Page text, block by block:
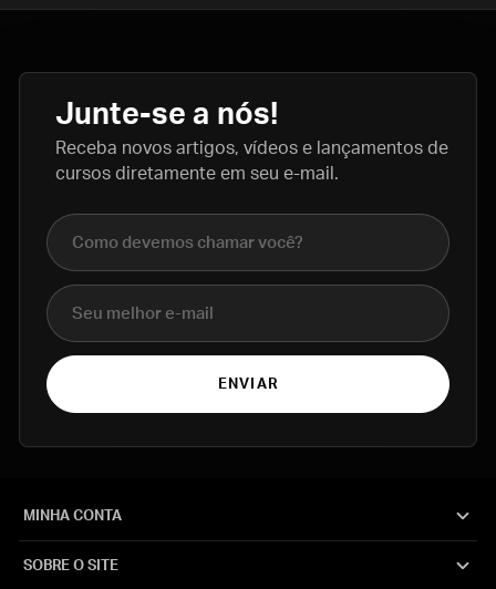
Junte-se a nós!
Receba novos artigos, vídeos e lançamentos de
cursos diretamente em seu e-mail.
Nome completo
E-mail
ENVIAR
MINHA CONTA
SOBRE O SITE